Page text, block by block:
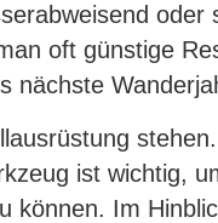
oder
oft günstige
nächste
ist wichtig,
können. Im